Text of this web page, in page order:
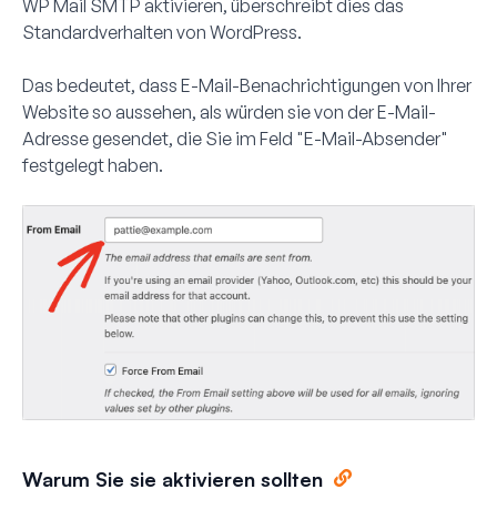
WP Mail SMTP aktivieren, überschreibt dies das
Standardverhalten von WordPress.
Das bedeutet, dass E-Mail-Benachrichtigungen von Ihrer
Website so aussehen, als würden sie von der E-Mail-
Adresse gesendet, die Sie im Feld "E-Mail-Absender"
festgelegt haben.
Warum Sie sie aktivieren sollten